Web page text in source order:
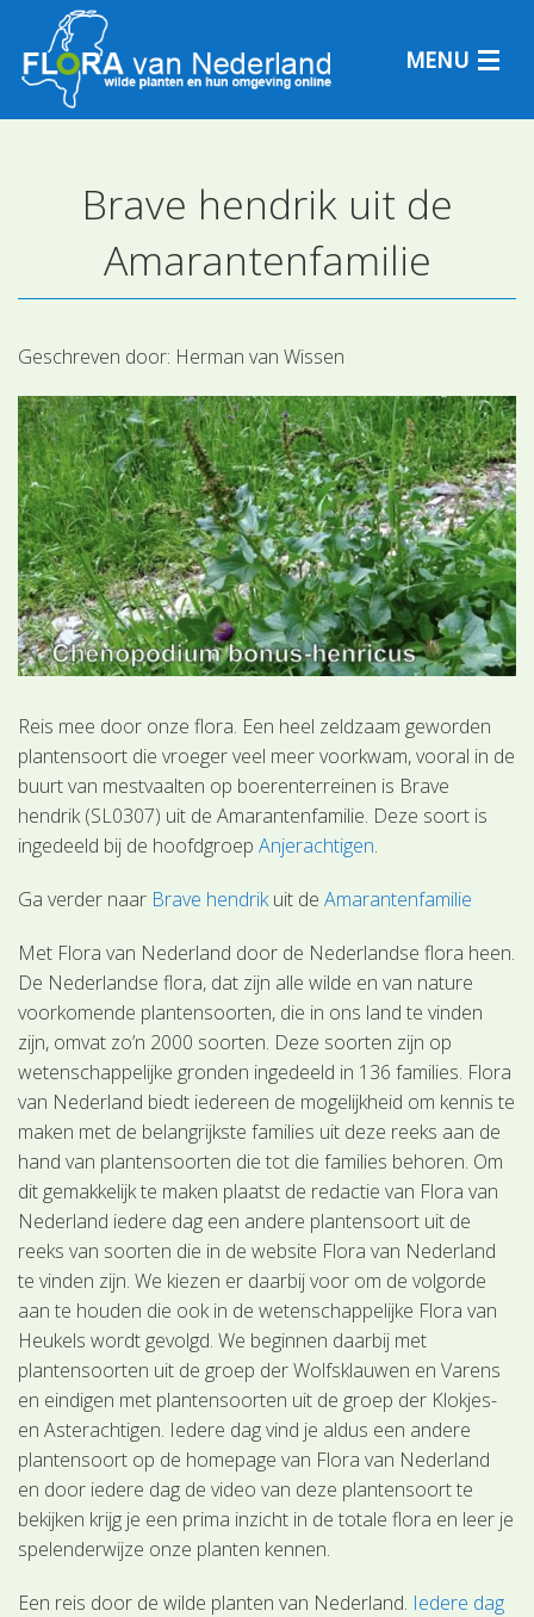
MENU
Plantensoorten
Determineren
Brave hendrik uit de
Amarantenfamilie
Geschreven door: Herman van Wissen
Reis mee door onze flora. Een heel zeldzaam geworden
plantensoort die vroeger veel meer voorkwam, vooral in de
buurt van mestvaalten op boerenterreinen is Brave
hendrik (SL0307) uit de Amarantenfamilie. Deze soort is
ingedeeld bij de hoofdgroepAnjerachtigen.
Ga verder naar Brave hendrikuit deAmarantenfamilie
Met Flora van Nederland door de Nederlandse flora heen.
De Nederlandse flora, dat zijn alle wilde en van nature
voorkomende plantensoorten, die in ons land te vinden
zijn, omvat zo’n 2000 soorten. Deze soorten zijn op
wetenschappelijke gronden ingedeeld in 136 families. Flora
van Nederland biedt iedereen de mogelijkheid om kennis te
maken met de belangrijkste families uit deze reeks aan de
hand van plantensoorten die tot die families behoren. Om
dit gemakkelijk te maken plaatst de redactie van Flora van
Nederland iedere dag een andere plantensoort uit de
reeks van soorten die in de website Flora van Nederland
te vinden zijn. We kiezen er daarbij voor om de volgorde
aan te houden die ook in de wetenschappelijke Flora van
Heukels wordt gevolgd. We beginnen daarbij met
plantensoorten uit de groep der Wolfsklauwen en Varens
en eindigen met plantensoorten uit de groep der Klokjes-
en Asterachtigen. Iedere dag vind je aldus een andere
plantensoort op de homepage van Flora van Nederland
en door iedere dag de video van deze plantensoort te
bekijken krijg je een prima inzicht in de totale flora en leer je
spelenderwijze onze planten kennen.
Een reis door de wilde planten van Nederland. Iedere dag